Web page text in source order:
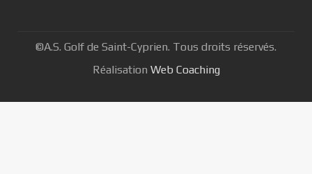
©A.S. Golf de Saint-Cyprien. Tous droits réservés.
Réalisation Web Coaching